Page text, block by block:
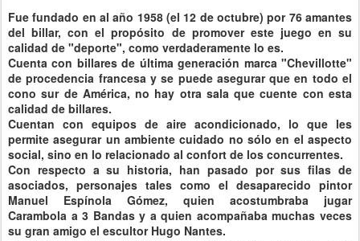
Fue fundado en al año 1958 (el 12 de octubre) por 76 amantes
del billar, con el propósito de promover este juego en su
calidad de "deporte", como verdaderamente lo es.
Cuenta con billares de última generación marca "Chevillotte"
de procedencia francesa y se puede asegurar que en todo el
cono sur de América, no hay otra sala que cuente con esta
calidad de billares.
Cuentan con equipos de aire acondicionado, lo que les
permite asegurar un ambiente cuidado no sólo en el aspecto
social, sino en lo relacionado al confort de los concurrentes.
Con respecto a su historia, han pasado por sus filas de
asociados, personajes tales como el desaparecido pintor
Manuel Espínola Gómez, quien acostumbraba jugar
Carambola a 3 Bandas y a quien acompañaba muchas veces
su gran amigo el escultor Hugo Nantes.